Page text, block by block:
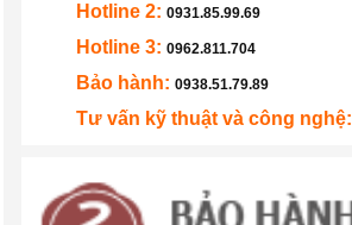
Hotline 2: 0931.85.99.69
Hotline 3: 0962.811.704
Bảo hành: 0938.51.79.89
Tư vấn kỹ thuật và công nghệ: